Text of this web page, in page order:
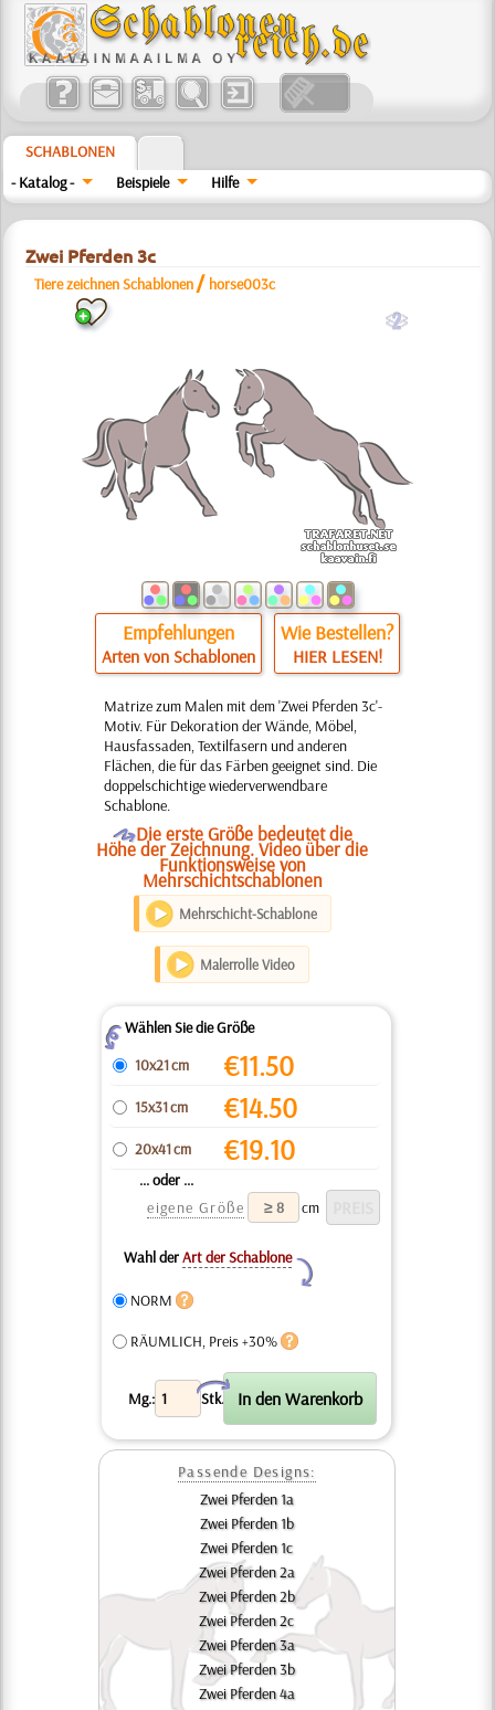
SCHABLONEN
- Katalog -
Beispiele Hilfe
Zwei Pferden 3c
Tiere zeichnen Schablonen / horse003c
b
Empfehlungen
Arten von Schablonen
Wie Bestellen?
HIER LESEN!
Matrize zum Malen mit dem 'Zwei Pferden 3c'-
Motiv. Für Dekoration der Wände, Möbel,
Hausfassaden, Textilfasern und anderen
Flächen, die für das Färben geeignet sind. Die
doppelschichtige wiederverwendbare
Schablone.
ODie erste Größe bedeutet die
Höhe der Zeichnung. Video über die
Funktionsweise von
Mehrschichtschablonen
Mehrschicht-Schablone
Malerrolle Video
ZWählen Sie die Größe
10x21 cm
€11.50
15x31 cm €14.50
20x41 cm €19.10
... oder ...
eigene Größe
cm
Wahl derArt der Schablone
Y
NORM
RÄUMLICH, Preis +30%
Mg.: Stk.
X
Passende Designs:
Zwei Pferden 1a
Zwei Pferden 1b
Zwei Pferden 1c
Zwei Pferden 2a
Zwei Pferden 2b
Zwei Pferden 2c
Zwei Pferden 3a
Zwei Pferden 3b
Zwei Pferden 4a